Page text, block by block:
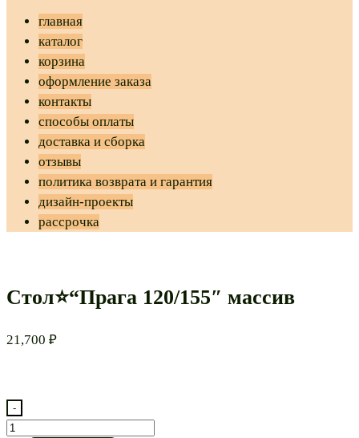
главная
каталог
корзина
оформление заказа
контакты
способы оплаты
доставка и сборка
отзывы
политика возврата и гарантия
дизайн-проекты
рассрочка
Стол⭐“Прага 120/155″ массив
21,700 ₽
-
Количество